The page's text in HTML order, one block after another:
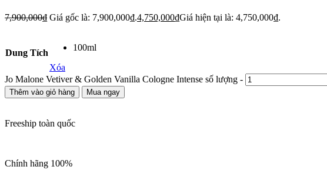
7,900,000₫ Giá gốc là: 7,900,000₫.4,750,000₫Giá hiện tại là: 4,750,000₫.
Dung Tích
100ml
Xóa
Jo Malone Vetiver & Golden Vanilla Cologne Intense số lượng -
Thêm vào giỏ hàng Mua ngay
Freeship toàn quốc
Chính hãng 100%